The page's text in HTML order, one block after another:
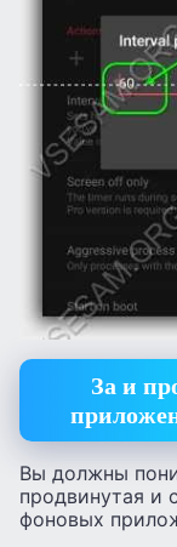
За и
Вы должны
продвинутая и
фоновых